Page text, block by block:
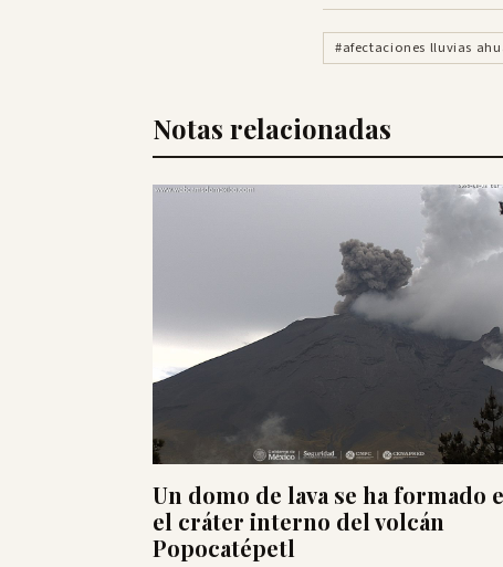
#afectaciones lluvias
Notas relacionadas
Un domo de lava se ha formado
el cráter interno del volcán
Popocatépetl